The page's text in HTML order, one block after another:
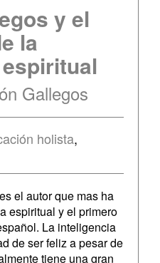
y el
la
Gallegos
holista,
el autor que mas ha
espiritual y el primero
La inteligencia
de ser feliz a pesar de
tiene una gran